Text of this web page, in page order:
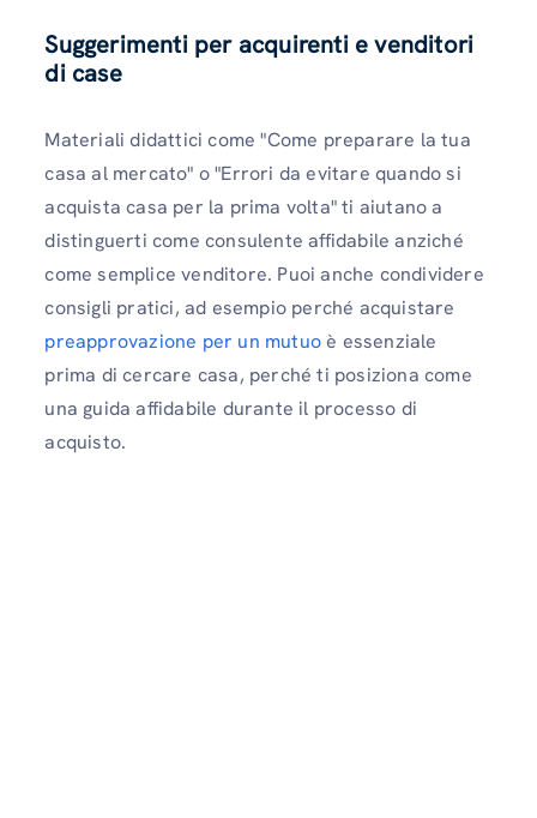
Suggerimenti per acquirenti e venditori
di case
Materiali didattici come "Come preparare la tua
casa al mercato" o "Errori da evitare quando si
acquista casa per la prima volta" ti aiutano a
distinguerti come consulente affidabile anziché
come semplice venditore. Puoi anche condividere
consigli pratici, ad esempio perché acquistare
preapprovazione per un mutuoè essenziale
prima di cercare casa, perché ti posiziona come
una guida affidabile durante il processo di
acquisto.